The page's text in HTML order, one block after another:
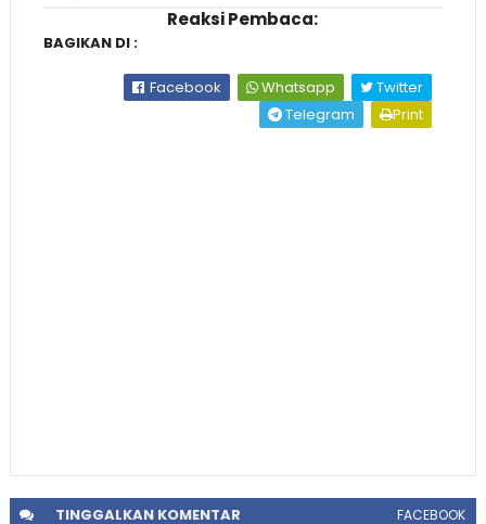
Reaksi Pembaca:
BAGIKAN DI :
Facebook Whatsapp
Twitter
Telegram
Print
TINGGALKANKOMENTAR FACEBOOK